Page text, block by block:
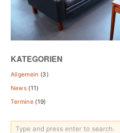
KATEGORIEN
Allgemein (3)
News (11)
Termine (19)